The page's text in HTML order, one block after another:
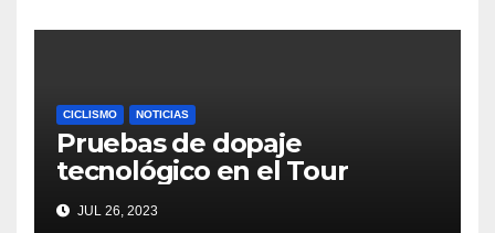
CICLISMO NOTICIAS
Pruebas de dopaje
tecnológico en el Tour
JUL 26, 2023